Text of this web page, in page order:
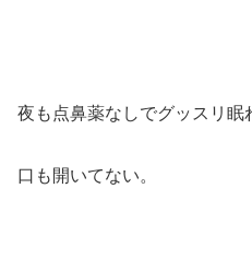
夜も点鼻薬なしでグッスリ眠
口も開いてない。